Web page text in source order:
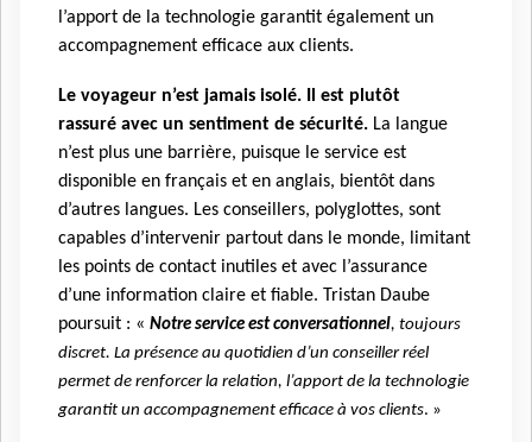
l’apport de la technologie garantit également un
accompagnement efficace aux clients.
Le voyageur n’est jamais isolé. Il est plutôt
rassuré avec un sentiment de sécurité. La langue
n’est plus une barrière, puisque le service est
disponible en français et en anglais, bientôt dans
d’autres langues. Les conseillers, polyglottes, sont
capables d’intervenir partout dans le monde, limitant
les points de contact inutiles et avec l’assurance
d’une information claire et fiable. Tristan Daube
poursuit : « Notre service est conversationnel, toujours
discret. La présence au quotidien d’un conseiller réel
permet de renforcer la relation, l’apport de la technologie
garantit un accompagnement efficace à vos clients. »